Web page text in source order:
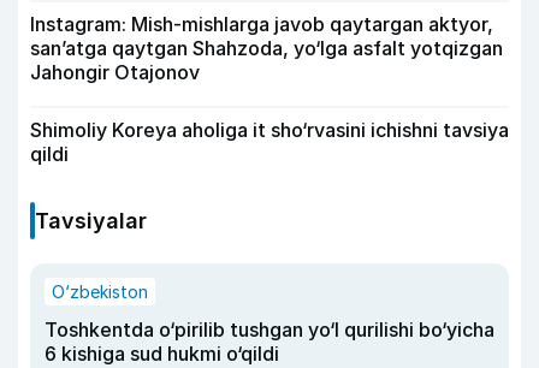
Instagram: Mish-mishlarga javob qaytargan aktyor,
san’atga qaytgan Shahzoda, yo‘lga asfalt yotqizgan
Jahongir Otajonov
Shimoliy Koreya aholiga it sho‘rvasini ichishni tavsiya
qildi
Tavsiyalar
O‘zbekiston
Toshkentda o‘pirilib tushgan yo‘l qurilishi bo‘yicha
6 kishiga sud hukmi o‘qildi